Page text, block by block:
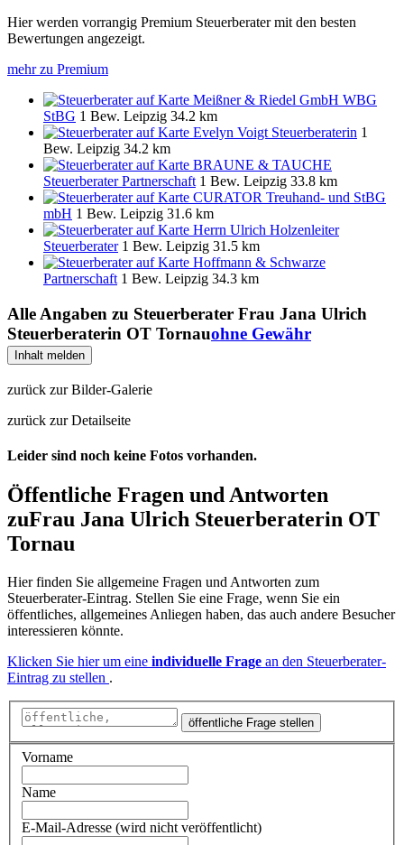
Hier werden vorrangig Premium Steuerberater mit den besten
Bewertungen angezeigt.
mehr zu Premium
Meißner & Riedel GmbH WBG
StBG 1 Bew. Leipzig 34.2 km
Evelyn Voigt Steuerberaterin 1
Bew. Leipzig 34.2 km
BRAUNE & TAUCHE
Steuerberater Partnerschaft 1 Bew. Leipzig 33.8 km
CURATOR Treuhand- und StBG
mbH 1 Bew. Leipzig 31.6 km
Herrn Ulrich Holzenleiter
Steuerberater 1 Bew. Leipzig 31.5 km
Hoffmann & Schwarze
Partnerschaft 1 Bew. Leipzig 34.3 km
Alle Angaben zu Steuerberater Frau Jana Ulrich
Steuerberaterin OT Tornauohne Gewähr
Inhalt melden
zurück zur Bilder-Galerie
zurück zur Detailseite
Leider sind noch keine Fotos vorhanden.
Öffentliche Fragen und Antworten
zuFrau Jana Ulrich Steuerberaterin OT
Tornau
Hier finden Sie allgemeine Fragen und Antworten zum
Steuerberater-Eintrag. Stellen Sie eine Frage, wenn Sie ein
öffentliches, allgemeines Anliegen haben, das auch andere Besucher
interessieren könnte.
Klicken Sie hier um eine individuelle Frage an den Steuerberater-
Eintrag zu stellen .
öffentliche Frage stellen
Vorname
Name
E-Mail-Adresse (wird nicht veröffentlicht)